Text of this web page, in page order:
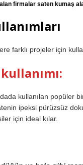
firmalar saten kumaş
farklı projeler için
kullanılan popüler
ipeksi pürüzsüz
için ideal kılar.